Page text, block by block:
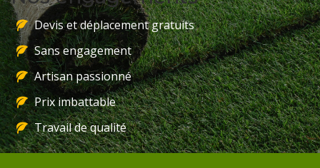
Devis et déplacement gratuits
Sans engagement
Artisan passionné
Prix imbattable
Travail de qualité